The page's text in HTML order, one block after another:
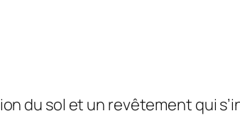
du sol et un revêtement qui